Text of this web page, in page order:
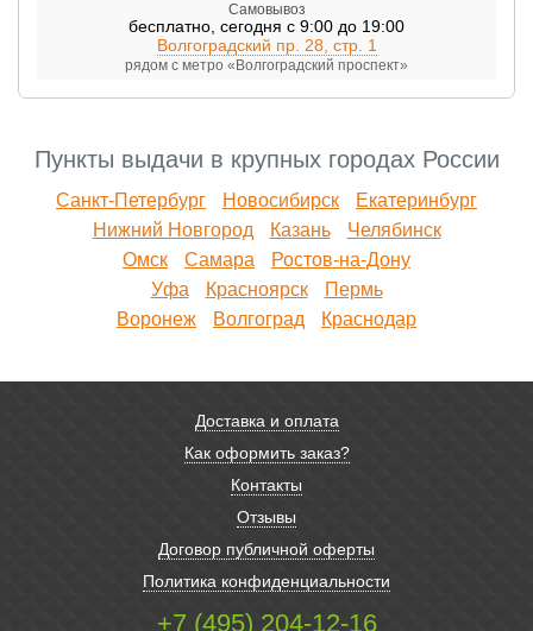
Самовывоз
бесплатно, сегодня с 9:00 до 19:00
Волгоградский пр. 28, стр. 1
рядом с метро «Волгоградский проспект»
Пункты выдачи в крупных городах России
Санкт-Петербург Новосибирск
Екатеринбург
Нижний Новгород
Казань
Челябинск
Омск
Самара
Ростов-на-Дону
Уфа
Красноярск
Пермь
Воронеж
Волгоград Краснодар
Доставка и оплата
Как оформить заказ?
Контакты
Отзывы
Договор публичной оферты
Политика конфиденциальности
+7 (495) 204-12-16